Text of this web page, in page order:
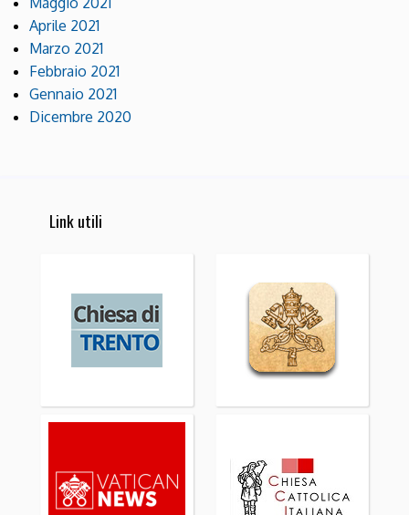
Aprile 2021
Marzo 2021
Febbraio 2021
Gennaio 2021
Dicembre 2020
Link utili